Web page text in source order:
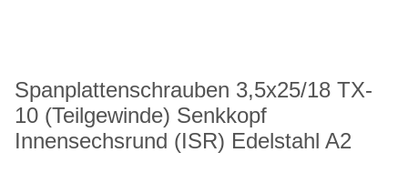
Spanplattenschrauben 3,5x25/18 TX-
10 (Teilgewinde) Senkkopf
Innensechsrund (ISR) Edelstahl A2